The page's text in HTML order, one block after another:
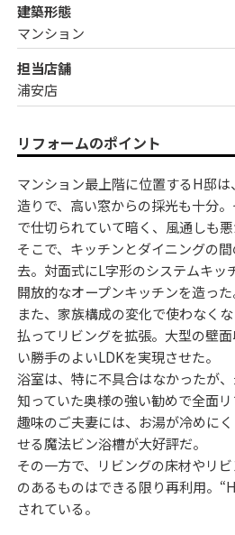
建築形態
マンション
担当店舗
浦安店
リフォームのポイント
マンション最上階に位置するH邸
造りで、高い窓からの採光も十分
で仕切られていて暗く、風通しも悪
そこで、キッチンとダイニングの
去。対面式にL字形のシステムキッ
開放的なオープンキッチンを造った
また、家族構成の変化で使わなく
払ってリビングを拡張。大型の壁
い勝手のよいLDKを実現させた。
浴室は、特に不具合はなかったが
知っていた奥様の強い勧めで全面
趣味のご夫妻には、お湯が冷めに
せる魔法ビン浴槽が大好評だ。
その一方で、リビングの床材やリ
のあるものはできる限り再利用。
されている。